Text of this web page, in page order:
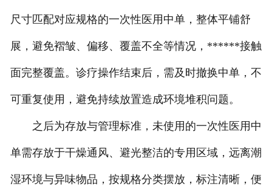
尺寸匹配对应规格的一次性医用中单，整体平铺舒
展，避免褶皱、偏移、覆盖不全等情况，******接触
面完整覆盖。诊疗操作结束后，需及时撤换中单，不
可重复使用，避免持续放置造成环境堆积问题。
之后为存放与管理标准，未使用的一次性医用中
单需存放于干燥通风、避光整洁的专用区域，远离潮
湿环境与异味物品，按规格分类摆放，标注清晰，便